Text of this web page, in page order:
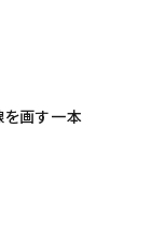
を画す一本